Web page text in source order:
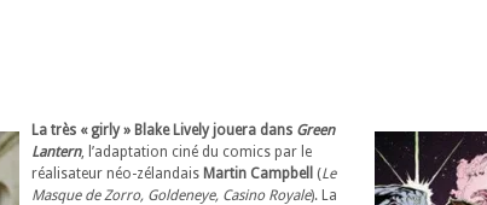
La très « girly » Blake Lively jouera dans Green
Lantern, l’adaptation ciné du comics par le
réalisateur néo-zélandais Martin Campbell (Le
Masque de Zorro, Goldeneye, Casino Royale). La